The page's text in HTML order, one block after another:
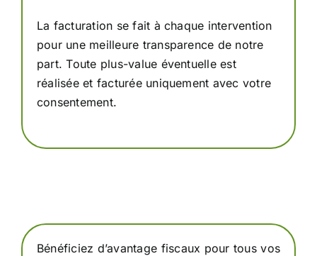
La facturation se fait à chaque intervention
pour une meilleure transparence de notre
part. Toute plus-value éventuelle est
réalisée et facturée uniquement avec votre
consentement.
Bénéficiez d’avantage fiscaux pour tous vos